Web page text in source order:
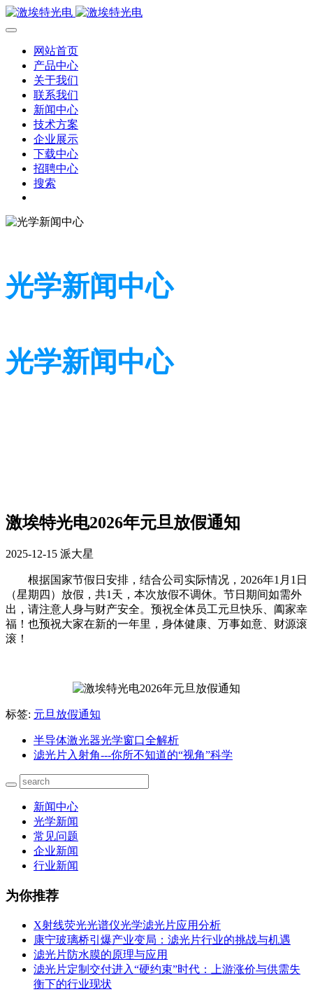
网站首页
产品中心
关于我们
联系我们
新闻中心
技术方案
企业展示
下载中心
招聘中心
搜索
光学新闻中心
光学新闻中心
激埃特光电2026年元旦放假通知
2025-12-15 派大星
根据国家节假日安排，结合公司实际情况，2026年1月1日
（星期四）放假，共1天，本次放假不调休。 节日期间如需外
出，请注意人身与财产安全。预祝全体员工元旦快乐、阖家幸
福！也预祝大家在新的一年里，身体健康、万事如意、财源滚
滚！
标签: 元旦放假通知
半导体激光器光学窗口全解析
滤光片入射角---你所不知道的“视角”科学
新闻中心
光学新闻
常见问题
企业新闻
行业新闻
为你推荐
X射线荧光光谱仪光学滤光片应用分析
康宁玻璃桥引爆产业变局：滤光片行业的挑战与机遇
滤光片防水膜的原理与应用
滤光片定制交付进入“硬约束”时代：上游涨价与供需失
衡下的行业现状